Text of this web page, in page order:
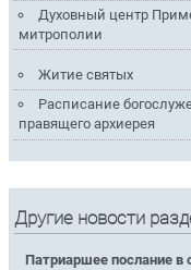
Духовный центр
митрополии
Житие святых
Расписание
правящего архиерея
Другие новости
Патриаршее послание в